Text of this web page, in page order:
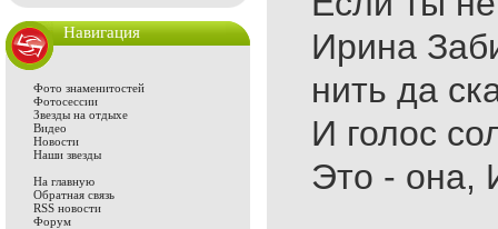
Навигация
Фото знаменитостей
Фотосессии
Звезды на отдыхе
Видео
Новости
Наши звезды
На главную
Обратная связь
RSS новости
Форум
Ирина
нить да
И голос
Это - она,